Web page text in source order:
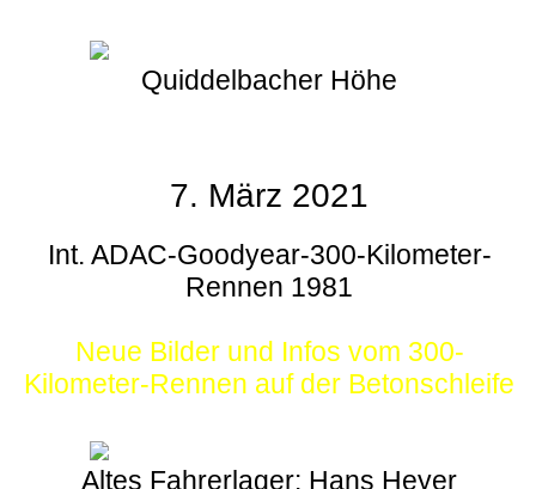
Quiddelbacher Höhe
7. März 2021
Int. ADAC-Goodyear-300-Kilometer-
Rennen 1981
Neue Bilder und Infos vom 300-
Kilometer-Rennen auf der Betonschleife
Altes Fahrerlager: Hans Heyer